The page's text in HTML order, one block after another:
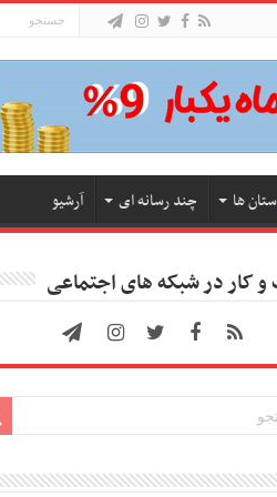
ها چند رسانه ای آرشیو
کار در شبکه های اجتماعی